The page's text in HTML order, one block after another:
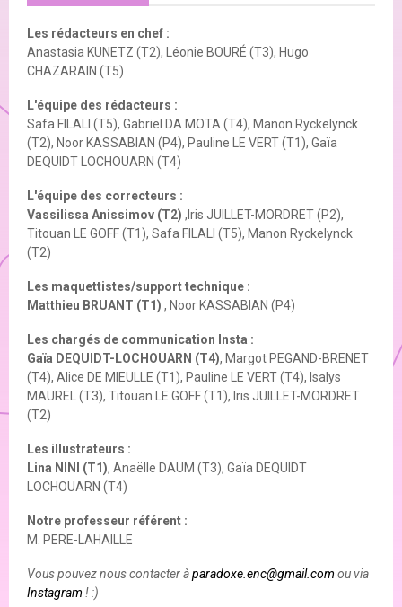
Les rédacteurs en chef :
Anastasia KUNETZ (T2), Léonie BOURÉ (T3), Hugo
CHAZARAIN (T5)
L'équipe des rédacteurs :
Safa FILALI (T5), Gabriel DA MOTA (T4), Manon Ryckelynck
(T2), Noor KASSABIAN (P4), Pauline LE VERT (T1), Gaïa
DEQUIDT LOCHOUARN (T4)
L'équipe des correcteurs :
Vassilissa Anissimov (T2) ,Iris JUILLET-MORDRET (P2),
Titouan LE GOFF (T1), Safa FILALI (T5), Manon Ryckelynck
(T2)
Les maquettistes/support technique :
Matthieu BRUANT (T1) , Noor KASSABIAN (P4)
Les chargés de communication Insta :
Gaïa DEQUIDT-LOCHOUARN (T4), Margot PEGAND-BRENET
(T4), Alice DE MIEULLE (T1), Pauline LE VERT (T4), Isalys
MAUREL (T3), Titouan LE GOFF (T1), Iris JUILLET-MORDRET
(T2)
Les illustrateurs :
Lina NINI (T1), Anaëlle DAUM (T3), Gaïa DEQUIDT
LOCHOUARN (T4)
Notre professeur référent :
M. PERE-LAHAILLE
Vous pouvez nous contacter àparadoxe.enc@gmail.com ou via
Instagram ! :)